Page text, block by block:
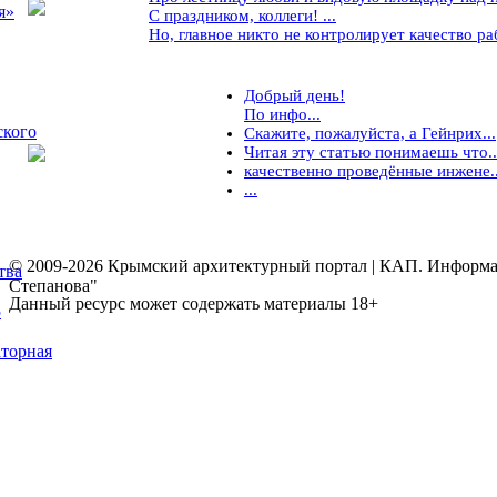
С праздником, коллеги! ...
Но, главное никто не контролирует качество
Добрый день!
По инфо...
Скажите, пожалуйста, а Гейнрих...
Читая эту статью понимаешь
качественно проведённые
...
© 2009-2026 Крымский архитектурный портал | КАП.
Степанова"
Данный ресурс может содержать материалы 18+